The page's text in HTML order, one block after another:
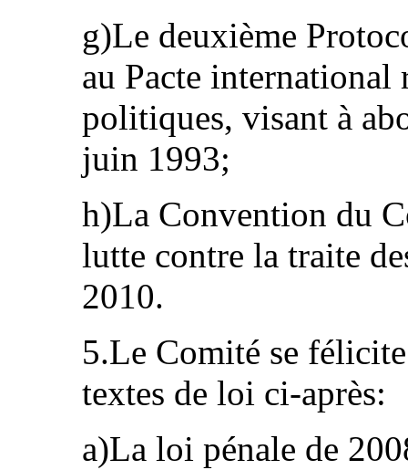
g)Le deuxième
au Pacte
politiques, visant à
juin 1993;
h)La Convention du
lutte contre la traite
2010.
5.Le Comité se
textes de loi ci-après:
a)La loi pénale de